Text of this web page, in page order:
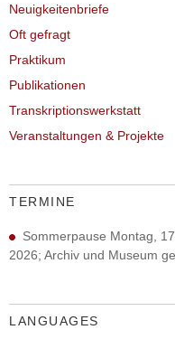
Neuigkeitenbriefe
Oft gefragt
Praktikum
Publikationen
Transkriptionswerkstatt
Veranstaltungen & Projekte
TERMINE
Sommerpause Montag,
2026; Archiv und Museum
LANGUAGES